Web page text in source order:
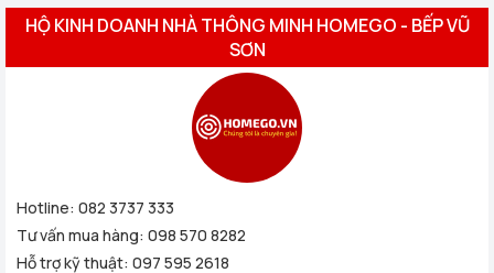
HỘ KINH DOANH NHÀ THÔNG MINH HOMEGO - BẾP VŨ
SƠN
Hotline: 082 3737 333
Tư vấn mua hàng: 098 570 8282
Hỗ trợ kỹ thuật: 097 595 2618